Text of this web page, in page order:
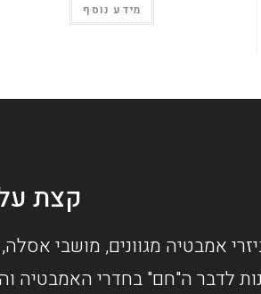
מידע נוסף
קצת
אמבטיה מגוונים, מושבי
לדבר ה"חם" בחדרי האמבטיה